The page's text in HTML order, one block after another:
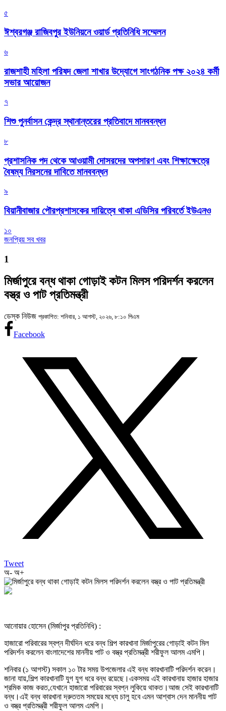
৫
ঈশ্বরগঞ্জ রাজিবপুর ইউনিয়নে ওয়ার্ড প্রতিনিধি সম্মেলন
৬
রাজশাহী মহিলা পরিষদ জেলা শাখার উদ্যোগে সাংগঠনিক পক্ষ ২০২৪ কর্মী
সভার আয়োজন
৭
শিশু পুনর্বাসন কেন্দ্র স্থানান্তরের প্রতিবাদে মানববন্ধন
৮
প্রশাসনিক পদ থেকে আওয়ামী দোসরদের অপসারণ এবং শিক্ষাক্ষেত্রে
বৈষম্য নিরসনের দাবিতে মানববন্ধন
৯
বিয়ানীবাজার পৌরপ্রশাসকের দায়িত্বে থাকা এডিসির পরিবর্তে ইউএনও
১০
জনপ্রিয় সব খবর
1
মির্জাপুরে বন্ধ থাকা গোড়াই কটন মিলস পরিদর্শন করলেন
বস্ত্র ও পাট প্রতিমন্ত্রী
ডেস্ক নিউজ প্রকাশিত: শনিবার, ১ আগস্ট, ২০২৬, ৮:১০ পিএম
Facebook
Tweet
অ- অ+
আনোয়ার হোসেন (মির্জাপুর প্রতিনিধি) :
হাজারো পরিবারের স্বপ্ন দীর্ঘদিন ধরে বন্ধ শিল্প কারখানা মির্জাপুরের গোড়াই কটন মিল
পরিদর্শন করলেন বাংলাদেশের মাননীয় পাট ও বস্ত্র প্রতিমন্ত্রী শরীফুল আলম এমপি।
শনিবার (১ আগস্ট) সকাল ১০ টার সময় উপজেলার এই বন্ধ কারখানাটি পরিদর্শন করেন।
জানা যায়,শিল্প কারখানাটি যুগ যুগ ধরে বন্ধ রয়েছে।একসময় এই কারখানায় হাজার হাজার
শ্রমিক কাজ করত,যেখানে হাজারো পরিবারের স্বপ্ন লুকিয়ে থাকত।আজ সেই কারখানাটি
বন্ধ।এই বন্ধ কারখানা দ্রুততম সময়ের মধ্যে চালু হবে এমন আশ্বাস দেন মাননীয় পাট
ও বস্ত্র প্রতিমন্ত্রী শরীফুল আলম এমপি।